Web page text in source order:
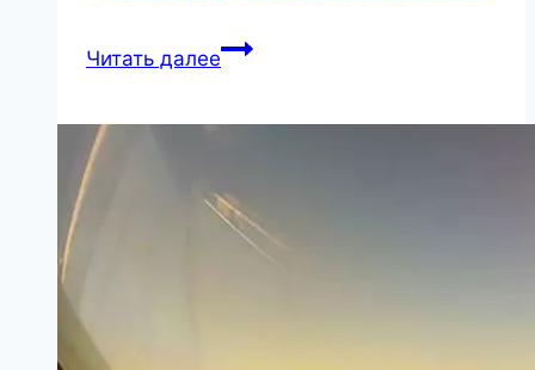
Читать далее«Это
Королёва
раскрыла